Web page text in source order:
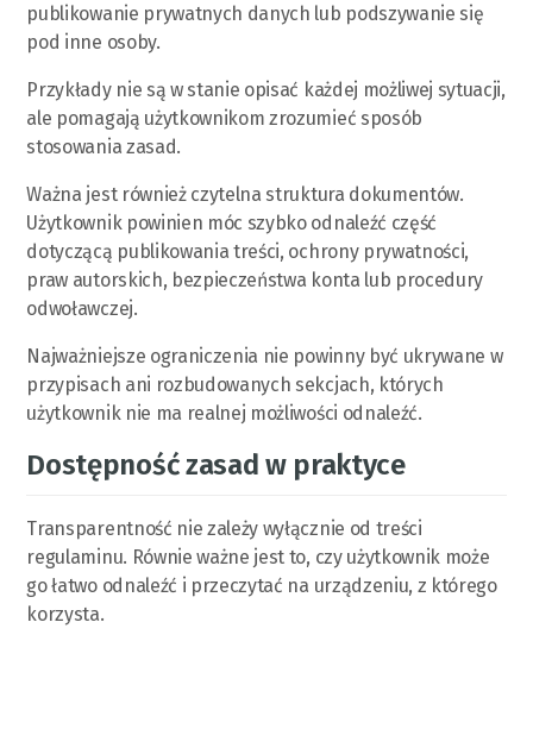
publikowanie prywatnych danych lub podszywanie się
pod inne osoby.
Przykłady nie są w stanie opisać każdej możliwej sytuacji,
ale pomagają użytkownikom zrozumieć sposób
stosowania zasad.
Ważna jest również czytelna struktura dokumentów.
Użytkownik powinien móc szybko odnaleźć część
dotyczącą publikowania treści, ochrony prywatności,
praw autorskich, bezpieczeństwa konta lub procedury
odwoławczej.
Najważniejsze ograniczenia nie powinny być ukrywane w
przypisach ani rozbudowanych sekcjach, których
użytkownik nie ma realnej możliwości odnaleźć.
Dostępność zasad w praktyce
Transparentność nie zależy wyłącznie od treści
regulaminu. Równie ważne jest to, czy użytkownik może
go łatwo odnaleźć i przeczytać na urządzeniu, z którego
korzysta.